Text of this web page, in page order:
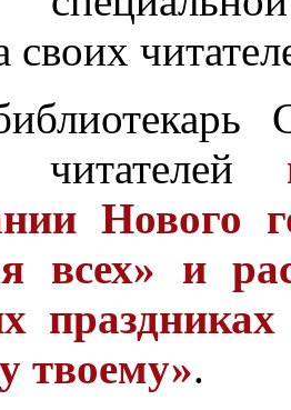
своих
читателей
Нового
всех» и
твоему».